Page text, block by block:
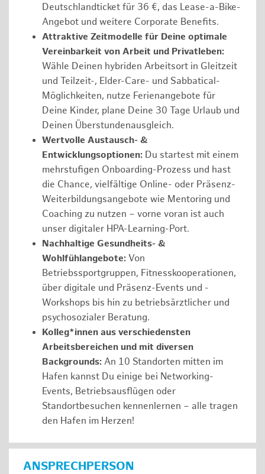
Deutschlandticket für 36 €, das Lease-a-Bike-
Angebot und weitere Corporate Benefits.
Attraktive Zeitmodelle für Deine optimale
Vereinbarkeit von Arbeit und Privatleben:
Wähle Deinen hybriden Arbeitsort in Gleitzeit
und Teilzeit-, Elder-Care- und Sabbatical-
Möglichkeiten, nutze Ferienangebote für
Deine Kinder, plane Deine 30 Tage Urlaub und
Deinen Überstundenausgleich.
Wertvolle Austausch- &
Entwicklungsoptionen: Du startest mit einem
mehrstufigen Onboarding-Prozess und hast
die Chance, vielfältige Online- oder Präsenz-
Weiterbildungsangebote wie Mentoring und
Coaching zu nutzen – vorne voran ist auch
unser digitaler HPA-Learning-Port.
Nachhaltige Gesundheits- &
Wohlfühlangebote: Von
Betriebssportgruppen, Fitnesskooperationen,
über digitale und Präsenz-Events und -
Workshops bis hin zu betriebsärztlicher und
psychosozialer Beratung.
Kolleg*innen aus verschiedensten
Arbeitsbereichen und mit diversen
Backgrounds: An 10 Standorten mitten im
Hafen kannst Du einige bei Networking-
Events, Betriebsausflügen oder
Standortbesuchen kennenlernen – alle tragen
den Hafen im Herzen!
ANSPRECHPERSON